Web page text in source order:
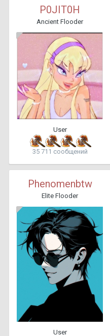
P0JIT0H
Ancient Flooder
User
35 711 сообщений
Phenomenbtw
Elite Flooder
User